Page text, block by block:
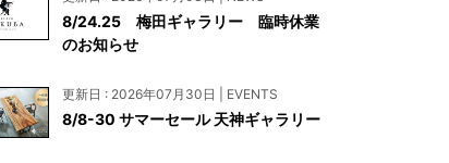
工務店様・設計会社様向けお問い合わせ
一枚板買い取りに関して
8/24.25 梅田ギャラリー 臨時休業
のお知らせ
更新日 : 2026年07月30日 | EVENTS
8/8-30 サマーセール 天神ギャラリー